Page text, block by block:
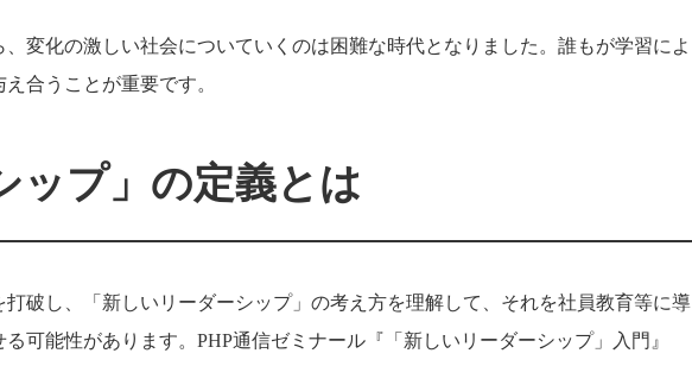
変化の激しい社会についていくのは困難な時代となりました。誰もが学習によ
合うことが重要です。
ップ」の定義とは
打破し、「新しいリーダーシップ」の考え方を理解して、それを社員教育等に導
可能性があります。 PHP通信ゼミナール『「新しいリーダーシップ」入門』